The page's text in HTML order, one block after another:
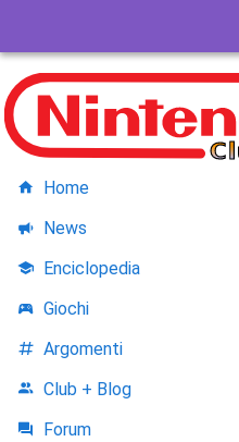
Home
News
Enciclopedia
Giochi
Argomenti
Club + Blog
Forum